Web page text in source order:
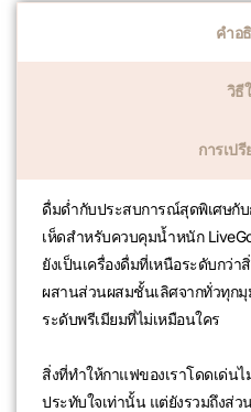
คำอ
วิธี
การเปรี
ดื่มด่ำกับประสบการณ์สุดพิเศษกั
เห็ดสำหรับควบคุมน้ำหนัก
ยังเป็นเครื่องดื่มที่เหนือระดับกว่
ผสานส่วนผสมชั้นเลิศจากทั่วทุก
ระดับพรีเมียมที่ไม่เหมือนใคร
สิ่งที่ทำให้กาแฟของเราโดดเด่น
ประทับใจเท่านั้น แต่ยังรวมถึงส่